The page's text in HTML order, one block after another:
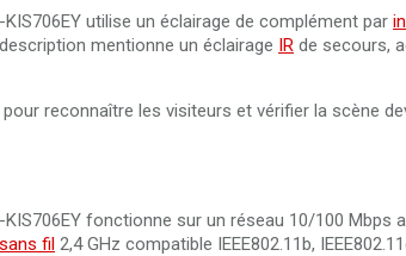
utilise un éclairage de complément par
mentionne un éclairage IR de secours,
reconnaître les visiteurs et vérifier la scène
fonctionne sur un réseau 10/100 Mbps
sans fil 2,4 GHz compatible IEEE802.11b,